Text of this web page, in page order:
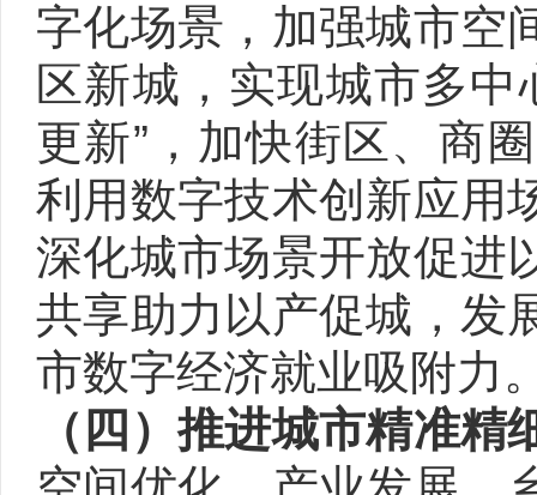
字化场景，加强城市空
区新城，实现城市多
更新”，加快街区、商
利用数字技术创新应用
深化城市场景开放促进
共享助力以产促城，发
市数字经济就业吸附力
（四）推进城市精准精